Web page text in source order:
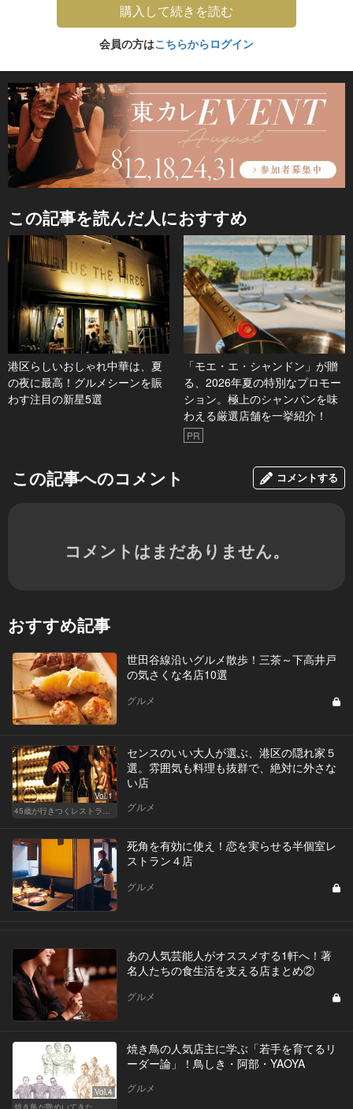
購入して続きを読む
会員の方はこちらからログイン
この記事を読んだ人におすすめ
港区らしいおしゃれ中華は、夏
の夜に最高！グルメシーンを賑
わす注目の新星5選
「モエ・エ・シャンドン」が贈
る、2026年夏の特別なプロモー
ション。極上のシャンパンを味
わえる厳選店舗を一挙紹介！
PR
この記事へのコメント コメントする
コメントはまだありません。
おすすめ記事
世田谷線沿いグルメ散歩！三茶～下高井戸
の気さくな名店10選
グルメ
Vol.1
45歳が行きつくレストラン＆バー
センスのいい大人が選ぶ、港区の隠れ家５
選。雰囲気も料理も抜群で、絶対に外さな
い店
グルメ
死角を有効に使え！恋を実らせる半個室レ
ストラン４店
グルメ
あの人気芸能人がオススメする1軒へ！著
名人たちの食生活を支える店まとめ②
グルメ
Vol.4
焼き鳥の人気店主に学ぶ「若手を育てるリ
ーダー論」！鳥しき・阿部・YAOYA
グルメ